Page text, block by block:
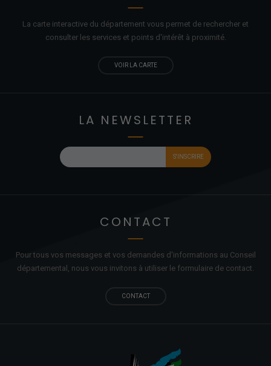
La carte interactive du département vous permet de rechercher et
consulter les services et points d'intérêt à proximité.
VOIR LA CARTE
LA NEWSLETTER
CONTACT
Pour tous vos messages et vos demandes d'informations au Conseil
départemental, nous vous invitons à utiliser le formulaire de contact.
CONTACT